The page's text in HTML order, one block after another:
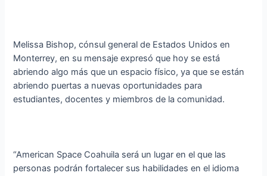
Melissa Bishop, cónsul general de Estados Unidos en
Monterrey, en su mensaje expresó que hoy se está
abriendo algo más que un espacio físico, ya que se están
abriendo puertas a nuevas oportunidades para
estudiantes, docentes y miembros de la comunidad.
“American Space Coahuila será un lugar en el que las
personas podrán fortalecer sus habilidades en el idioma